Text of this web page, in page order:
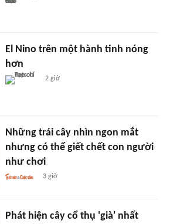
El Nino trên một hành tinh nóng
hơn
2 giờ
Những trái cây nhìn ngon mắt
nhưng có thể giết chết con người
như chơi
3 giờ
Phát hiện cây cổ thụ 'già' nhất